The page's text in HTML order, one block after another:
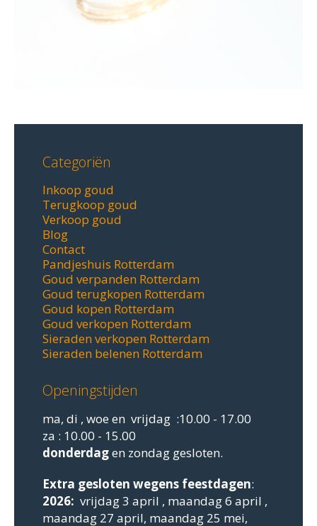
Categoriën
Inkoop goud
Terugkoop goud
Verkoop goud
Blog
Contact
Pandjeshuis Rotterdam
Goud verpanden Rotterdam
Goud terugkopen Rotterdam
Goud kopen Rotterdam
Goud verkopen Rotterdam
Sieraden verkopen Rotterdam
Sieraden belenen Rotterdam
Openingstijden
ma, di , woe en vrijdag :10.00 - 17.00
za : 10.00 - 15.00
donderdagen zondag gesloten.
Extra gesloten wegens feestdagen:
2026: vrijdag 3 april , maandag 6 april ,
maandag 27 april, maandag 25 mei,